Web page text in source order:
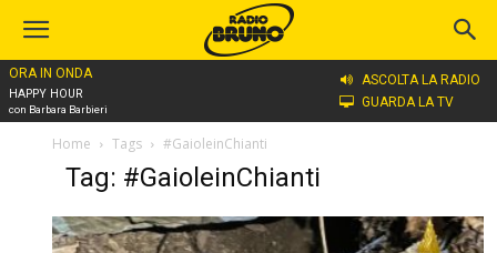
ORA IN ONDA
HAPPY HOUR
con Barbara Barbieri
ASCOLTA LA RADIO
GUARDA LA TV
Home Tags #GaioleinChianti
Tag: #GaioleinChianti